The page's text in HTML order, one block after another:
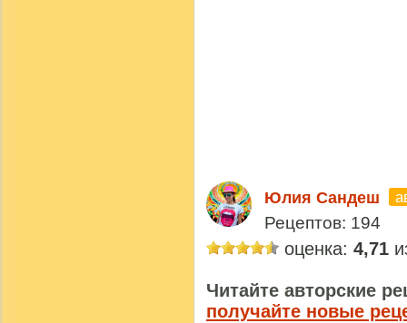
Юлия Сандеш
Рецептов: 194
оценка: 4,71
Читайте авторские
получайте новые